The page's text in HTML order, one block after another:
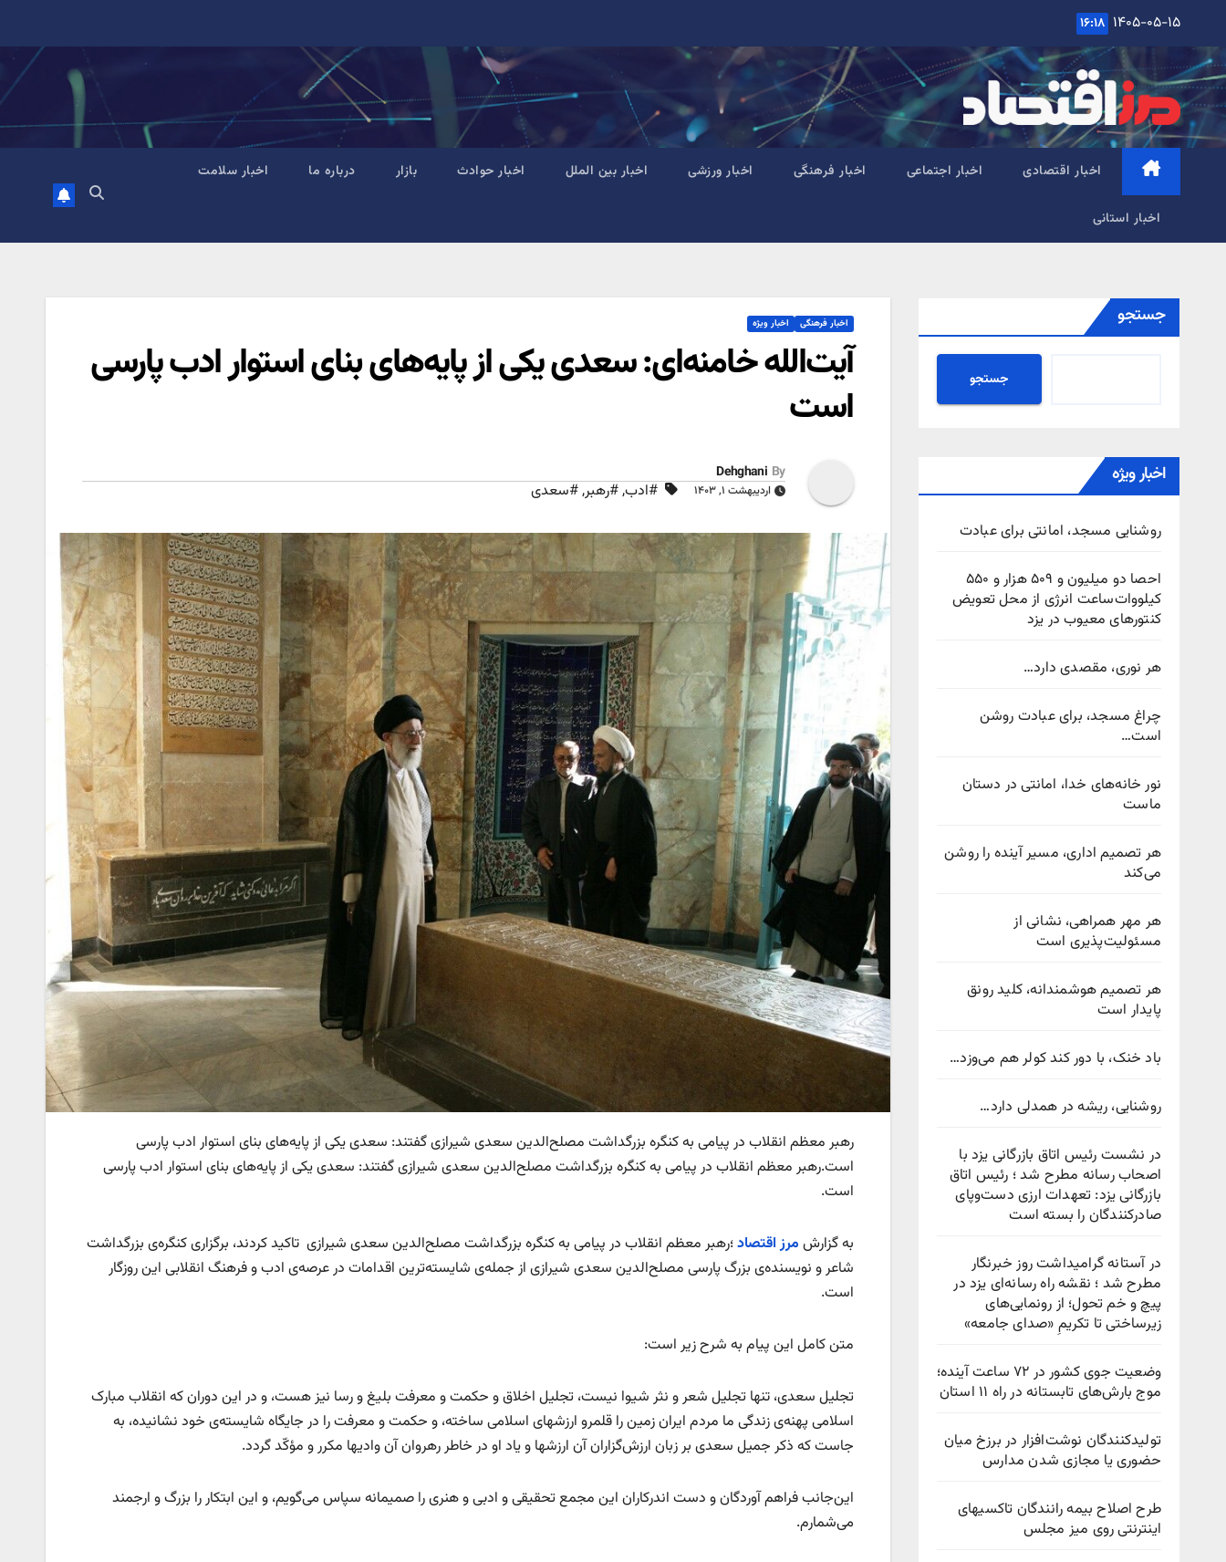
content
۱۴۰۵-۰۵-۱۵ ۱۶:۱۸
اخبار اقتصادی اخبار اجتماعی اخبار فرهنگی اخبار ورزشی اخبار بین الملل اخبار حوادث بازار درباره ما اخبار سلامت
اخبار استانی
جستجو
جستجو
اخبار ویژه
روشنایی مسجد، امانتی برای عبادت
احصا دو میلیون و ۵۰۹ هزار و ۵۵۰
کیلووات‌ساعت انرژی از محل تعویض
کنتورهای معیوب در یزد
هر نوری، مقصدی دارد…
چراغ مسجد، برای عبادت روشن
است…
نور خانه‌های خدا، امانتی در دستان
ماست
هر تصمیم اداری، مسیر آینده را روشن
می‌کند
هر مهر همراهی، نشانی از
مسئولیت‌پذیری است
هر تصمیم هوشمندانه، کلید رونق
پایدار است
باد خنک، با دور کند کولر هم می‌وزد…
روشنایی، ریشه در همدلی دارد…
در نشست رئیس اتاق بازرگانی یزد با
اصحاب رسانه مطرح شد ؛ رئیس اتاق
بازرگانی یزد: تعهدات ارزی دست‌وپای
صادرکنندگان را بسته است
در آستانه گرامیداشت روز خبرنگار
مطرح شد ؛ نقشه راه رسانه‌ای یزد در
پیچ‌ و خم تحول؛ از رونمایی‌های
زیرساختی تا تکریمِ «صدای جامعه»
وضعیت جوی کشور در ۷۲ ساعت آینده؛
موج بارش‌های تابستانه در راه ۱۱ استان
تولیدکنندگان نوشت‌افزار در برزخ میان
حضوری یا مجازی شدن مدارس
طرح اصلاح بیمه رانندگان تاکسیهای
اینترنتی روی میز مجلس
اخبار فرهنگی اخبار ویژه
آیت‌الله خامنه‌ای: سعدی یکی از پایه‌های بنای استوار ادب پارسی
است
By
Dehghani
اردیبهشت ۱, ۱۴۰۳ #ادب,#رهبر,#سعدی
رهبر معظم انقلاب در پیامی به کنگره‌ بزرگداشت مصلح‌الدین سعدی شیرازی گفتند: سعدی یکی از پایه‌های بنای استوار ادب پارسی
است.رهبر معظم انقلاب در پیامی به کنگره‌ بزرگداشت مصلح‌الدین سعدی شیرازی گفتند: سعدی یکی از پایه‌های بنای استوار ادب پارسی
است.
به گزارش مرز اقتصاد؛رهبر معظم انقلاب در پیامی به کنگره‌ بزرگداشت مصلح‌الدین سعدی شیرازی تاکید کردند، برگزاری کنگره‌ی بزرگداشت
شاعر و نویسنده‌ی بزرگ پارسی مصلح‌الدین سعدی شیرازی از جمله‌ی شایسته‌ترین اقدامات در عرصه‌ی ادب و فرهنگ انقلابی این روزگار
است.
متن کامل این پیام به شرح زیر است:
تجلیل سعدی، تنها تجلیل شعر و نثر شیوا نیست، تجلیل اخلاق و حکمت و معرفت بلیغ و رسا نیز هست، و در این دوران که انقلاب مبارک
اسلامی پهنه‌ی زندگی ما مردم ایران زمین را قلمرو ارزشهای اسلامی ساخته، و حکمت و معرفت را در جایگاه شایسته‌ی خود نشانیده، به
جاست که ذکر جمیل سعدی بر زبان ارزش‌گزاران آن ارزشها و یاد او در خاطر رهروان آن وادیها مکرر و مؤکّد گردد.
این‌جانب فراهم آوردگان و دست اندرکاران این مجمع تحقیقی و ادبی و هنری را صمیمانه سپاس می‌گویم، و این ابتکار را بزرگ و ارجمند
می‌شمارم.